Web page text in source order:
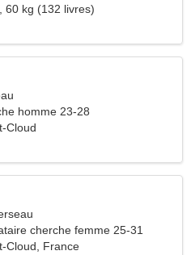
60 kg (132 livres)
homme 23-28
Cloud
cherche femme 25-31
Cloud, France